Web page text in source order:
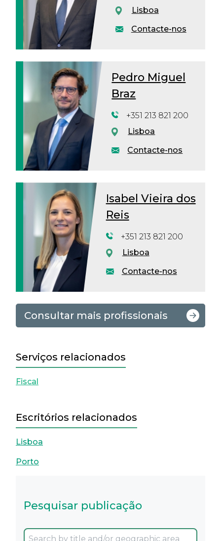
Contacte-nos
Lisboa
Pedro Miguel
Braz
Contacte-nos
+351 213 821 200
Lisboa
Isabel Vieira dos
Reis
Contacte-nos
+351 213 821 200
Lisboa
Consultar mais profissionais
Serviços relacionados
Fiscal
Escritórios relacionados
Lisboa
Porto
Pesquisar publicação